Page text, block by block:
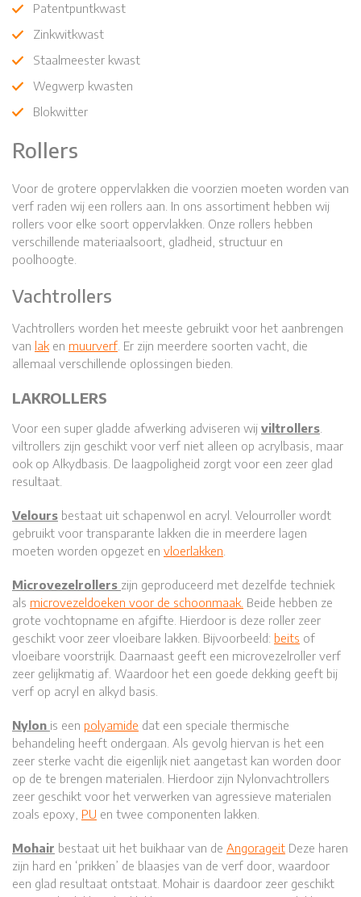
Patentpuntkwast
Zinkwitkwast
Staalmeester kwast
Wegwerp kwasten
Blokwitter
Rollers
Voor de grotere oppervlakken die voorzien moeten worden van
verf raden wij een rollers aan. In ons assortiment hebben wij
rollers voor elke soort oppervlakken. Onze rollers hebben
verschillende materiaalsoort, gladheid, structuur en
poolhoogte.
Vachtrollers
Vachtrollers worden het meeste gebruikt voor het aanbrengen
van lak en muurverf . Er zijn meerdere soorten vacht, die
allemaal verschillende oplossingen bieden.
LAKROLLERS
Voor een super gladde afwerking adviseren wij viltrollers
viltrollers zijn geschikt voor verf niet alleen op acrylbasis, maar
ook op Alkydbasis. De laagpoligheid zorgt voor een zeer glad
resultaat.
Velours bestaat uit schapenwol en acryl. Velourroller wordt
gebruikt voor transparante lakken die in meerdere lagen
moeten worden opgezet en vloerlakken
Microvezelrollers zijn geproduceerd met dezelfde techniek
als microvezeldoeken voor de schoonmaak. Beide hebben ze
grote vochtopname en afgifte. Hierdoor is deze roller zeer
geschikt voor zeer vloeibare lakken. Bijvoorbeeld: beits of
vloeibare voorstrijk. Daarnaast geeft een microvezelroller verf
zeer gelijkmatig af. Waardoor het een goede dekking geeft bij
verf op acryl en alkyd basis.
Nylon is een polyamide dat een speciale thermische
behandeling heeft ondergaan. Als gevolg hiervan is het een
zeer sterke vacht die eigenlijk niet aangetast kan worden door
op de te brengen materialen. Hierdoor zijn Nylonvachtrollers
zeer geschikt voor het verwerken van agressieve materialen
zoals epoxy, PU en twee componenten lakken.
Mohair bestaat uit het buikhaar van de Angorageit Deze haren
zijn hard en ‘prikken’ de blaasjes van de verf door, waardoor
een glad resultaat ontstaat. Mohair is daardoor zeer geschikt